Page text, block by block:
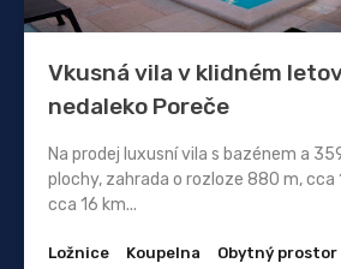
Vkusná vila v klidném
nedaleko Poreče
Na prodej luxusní vila s bazénem a
plochy, zahrada o rozloze 880 m, cca
cca 16 km...
Ložnice
Koupelna
Obytný prostor